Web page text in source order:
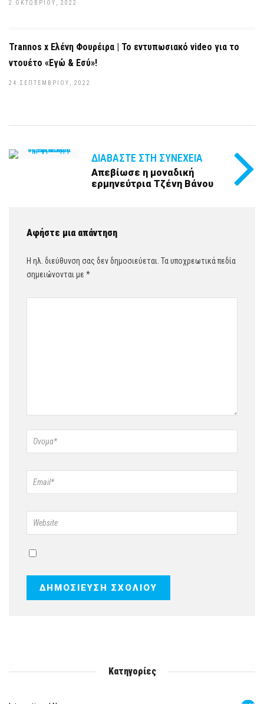
2 ΟΚΤΩΒΡΊΟΥ, 2022
Trannos x Ελένη Φουρέιρα | Το εντυπωσιακό video για το
ντουέτο «Εγώ & Εσύ»!
24 ΣΕΠΤΕΜΒΡΊΟΥ, 2022
ΔΙΑΒΆΣΤΕ ΣΤΗ ΣΥΝΈΧΕΙΑ
Απεβίωσε η μοναδική
ερμηνεύτρια Τζένη Βάνου
Αφήστε μια απάντηση
Η ηλ. διεύθυνση σας δεν δημοσιεύεται. Τα υποχρεωτικά πεδία
σημειώνονται με *
Κατηγορίες